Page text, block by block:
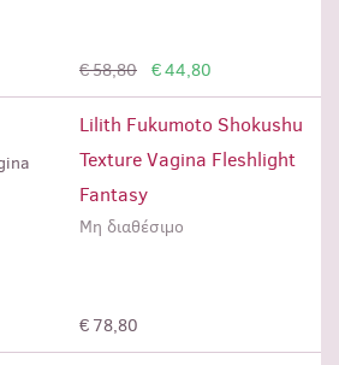
€ 58,80 € 44,80
Lilith Fukumoto Shokushu
Texture Vagina Fleshlight
Fantasy
Μη διαθέσιμο
€ 78,80